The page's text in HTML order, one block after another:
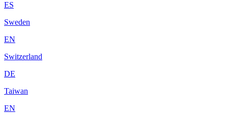
ES
Sweden
EN
Switzerland
DE
Taiwan
EN